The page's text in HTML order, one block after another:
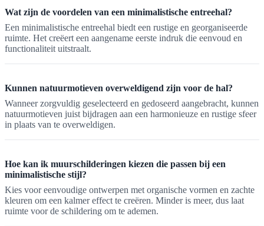
Wat zijn de voordelen van een minimalistische entreehal?
Een minimalistische entreehal biedt een rustige en georganiseerde
ruimte. Het creëert een aangename eerste indruk die eenvoud en
functionaliteit uitstraalt.
Kunnen natuurmotieven overweldigend zijn voor de hal?
Wanneer zorgvuldig geselecteerd en gedoseerd aangebracht, kunnen
natuurmotieven juist bijdragen aan een harmonieuze en rustige sfeer
in plaats van te overweldigen.
Hoe kan ik muurschilderingen kiezen die passen bij een
minimalistische stijl?
Kies voor eenvoudige ontwerpen met organische vormen en zachte
kleuren om een kalmer effect te creëren. Minder is meer, dus laat
ruimte voor de schildering om te ademen.